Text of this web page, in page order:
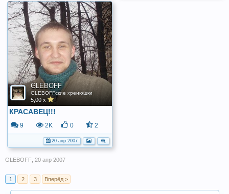
GLEBOFF
GLEBOFFские хренюшки
5,00 x
КРАСАВЕЦ!!!
9 2K 0 2
20 апр 2007
GLEBOFF 20 апр 2007
1 2 3 Вперёд >